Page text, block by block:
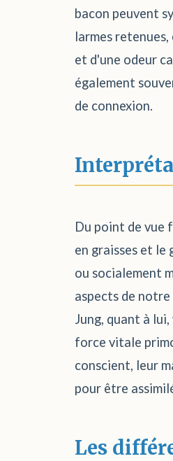
bacon peuvent
larmes
et d'une odeur
également
de connexion.
Du point de vue
en graisses et le
ou socialement
aspects de
Jung, quant à
force vitale
conscient, leur
pour être
Les